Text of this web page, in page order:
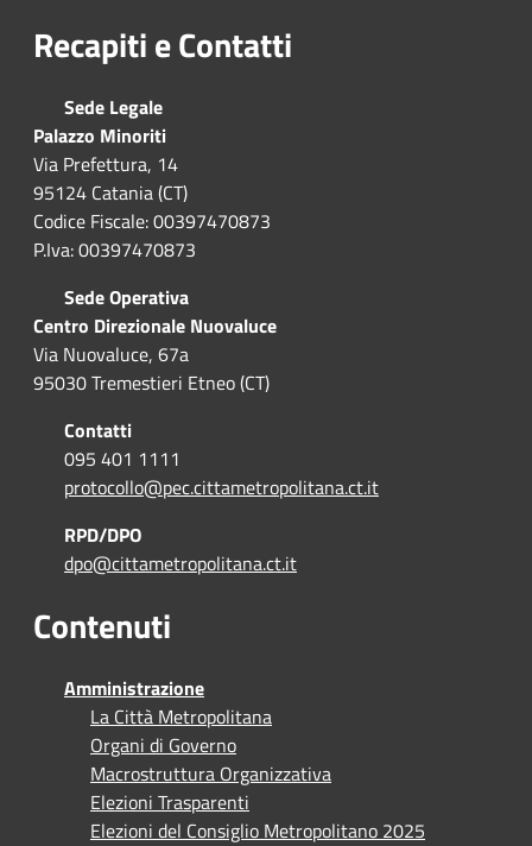
Recapiti e Contatti
Sede Legale
Palazzo Minoriti
Via Prefettura, 14
95124 Catania (CT)
Codice Fiscale: 00397470873
P.Iva: 00397470873
Sede Operativa
Centro Direzionale Nuovaluce
Via Nuovaluce, 67a
95030 Tremestieri Etneo (CT)
Contatti
095 401 1111
protocollo@pec.cittametropolitana.ct.it
RPD/DPO
dpo@cittametropolitana.ct.it
Contenuti
Amministrazione
La Città Metropolitana
Organi di Governo
Macrostruttura Organizzativa
Elezioni Trasparenti
Elezioni del Consiglio Metropolitano 2025